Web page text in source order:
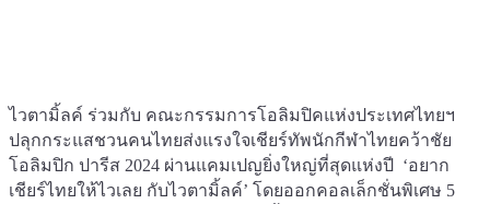
ไวตามิ้ลค์ ร่วมกับ คณะกรรมการโอลิมปิคแห่งประเทศไทยฯ
ปลุกกระแสชวนคนไทยส่งแรงใจเชียร์ทัพนักกีฬาไทยคว้าชัย
โอลิมปิก ปารีส 2024 ผ่านแคมเปญยิ่งใหญ่ที่สุดแห่งปี ‘อยาก
เชียร์ไทยให้ไวเลย กับไวตามิ้ลค์’ โดยออกคอลเล็กชั่นพิเศษ 5